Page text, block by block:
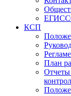
КСП
План